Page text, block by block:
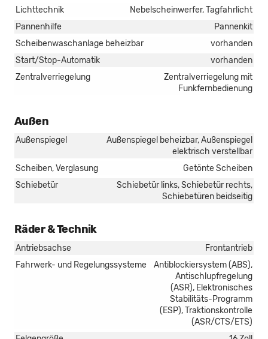
Lichttechnik
Nebelscheinwerfer, Tagfahrlicht
Pannenhilfe
Pannenkit
Scheibenwaschanlage beheizbar
vorhanden
Start/Stop-Automatik
vorhanden
Zentralverriegelung
Zentralverriegelung mit
Funkfernbedienung
Außen
Außenspiegel
Außenspiegel beheizbar, Außenspiegel
elektrisch verstellbar
Scheiben, Verglasung
Getönte Scheiben
Schiebetür
Schiebetür links, Schiebetür rechts,
Schiebetüren beidseitig
Räder & Technik
Antriebsachse
Frontantrieb
Fahrwerk- und Regelungssysteme
Antiblockiersystem (ABS),
Antischlupfregelung
(ASR), Elektronisches
Stabilitäts-Programm
(ESP), Traktionskontrolle
(ASR/CTS/ETS)